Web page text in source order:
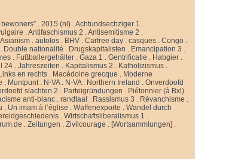
.2015 (nl) .Achtundsechziger 1 .
.Antifaschismus 2 .Antisemitisme 2 .
Asianism .autolos . BHV .Carfree day .casques .Congo .
. Double nationalité . Drugskapitalisten . Emancipation 3 .
. Fußballergehälter .Gaza 1 .Gentrificatie . Habgier .
24 .Jahreszeiten . Kapitalismus 2 . Katholizismus .
Links en rechts . Macédoine grecque . Moderne
. Muntpunt. N-VA. N-VA. Northern Ireland .Onverdoofd
slachten 2 . Parteigründungen . Piétonnier (à Bxl) .
anti-blanc .randtaal . Rassismus 3 . Révanchisme .
. Un imam à l’église .Waffenexporte .Wandel durch
.Wirtschaftsliberalismus 1 .
.Zeitungen .Zivilcourage . [Wortsammlungen] .